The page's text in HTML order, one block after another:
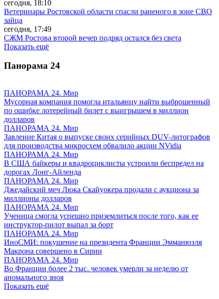
сегодня, 18:10
Ветеринары Ростовской области спасли раненого в зоне СВО
зайца
сегодня, 17:49
СЖМ Ростова второй вечер подряд остался без света
Показать ещё
Панорама 24
ПАНОРАМА 24. Мир
Мусорная компания помогла итальянцу найти выброшенный
по ошибке лотерейный билет с выигрышем в миллион
долларов
ПАНОРАМА 24. Мир
Завление Китая о выпуске своих серийных DUV-литографов
для производства микросхем обвалило акции NVidia
ПАНОРАМА 24. Мир
В США байкеры и квадроциклисты устроили беспредел на
дорогах Лонг-Айленда
ПАНОРАМА 24. Мир
Джедайский меч Люка Скайуокера продали с аукциона за
миллионы долларов
ПАНОРАМА 24. Мир
Ученица смогла успешно приземлиться после того, как ее
инструктор-пилот выпал за борт
ПАНОРАМА 24. Мир
ИноСМИ: покушение на президента Франции Эмманюэля
Макрона совершено в Сирии
ПАНОРАМА 24. Мир
Во Франции более 2 тыс. человек умерли за неделю от
аномального зноя
Показать ещё